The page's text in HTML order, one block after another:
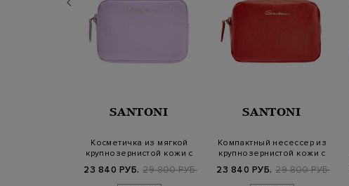
SANTONI
Косметичка из мягкой
крупнозернистой кожи с
логотипом
23 840 РУБ. 29 800 РУБ.
SANTONI
Компактный несессер из
крупнозернистой кожи с
логотипо…
23 840 РУБ. 29 800 РУБ.